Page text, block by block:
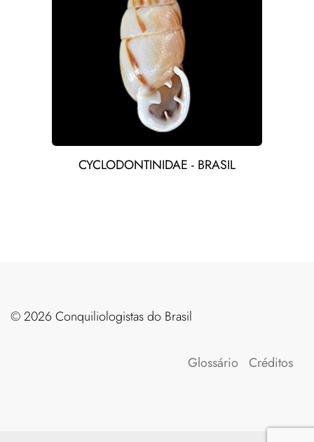
CYCLODONTINIDAE - BRASIL
©️ 2026 Conquiliologistas do Brasil
Glossário Créditos